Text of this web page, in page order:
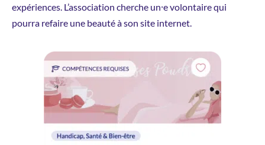
expériences. L’association cherche un⸱e volontaire qui
pourra refaire une beauté à son site internet.